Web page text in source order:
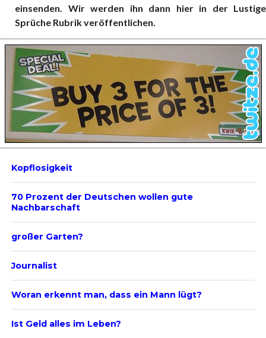
einsenden. Wir werden ihn dann hier in der Lustige
Sprüche Rubrik veröffentlichen.
Kopflosigkeit
70 Prozent der Deutschen wollen gute
Nachbarschaft
großer Garten?
Journalist
Woran erkennt man, dass ein Mann lügt?
Ist Geld alles im Leben?